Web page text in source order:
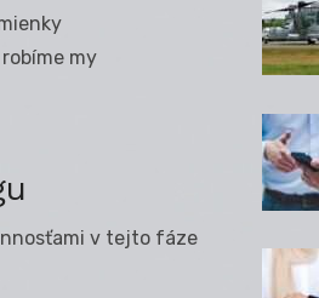
my
v tejto fáze